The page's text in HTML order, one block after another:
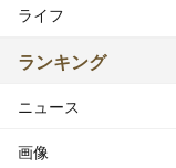
ライフ
ランキング
ニュース
画像